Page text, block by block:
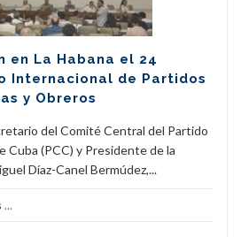
en La Habana el 24
Internacional de Partidos
y Obreros
del Comité Central del Partido
Cuba (PCC) y Presidente de la
Díaz-Canel Bermúdez,...
...